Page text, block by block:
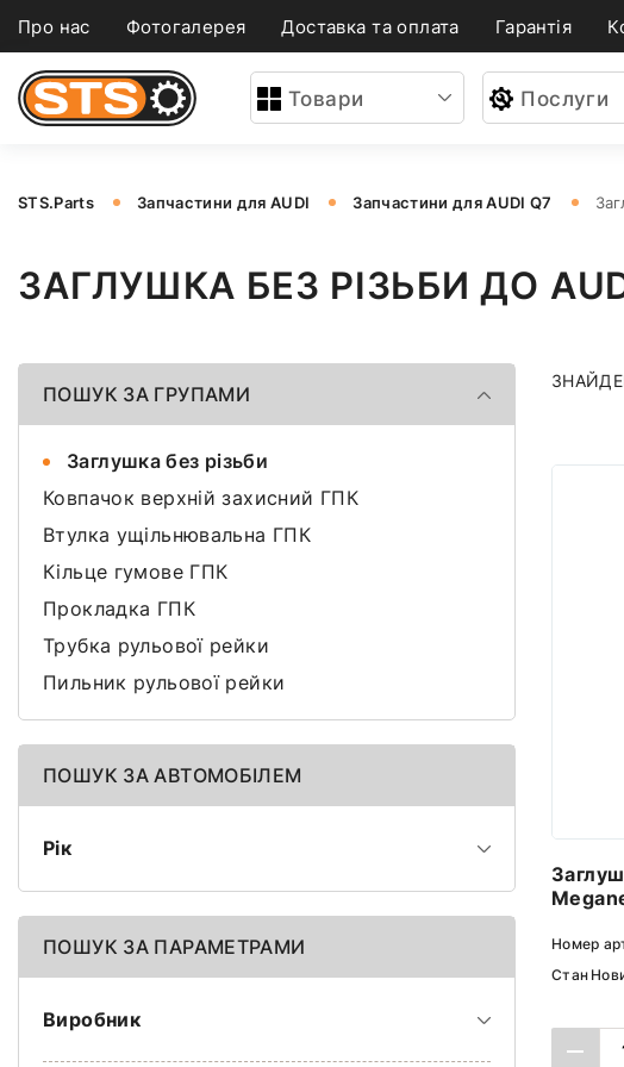
Про нас Фотогалерея Доставка та оплата Гарантія
Товари Послуги
STS.Parts Запчастини для AUDI Запчастини для AUDI Q7
ЗАГЛУШКА БЕЗ РІЗЬБИ ДО
ПОШУК ЗА ГРУПАМИ
Ковпачок верхній захисний ГПК
Заглушка без різьби
Втулка ущільнювальна ГПК
Кільце гумове ГПК
Прокладка ГПК
Трубка рульової рейки
Пильник рульової рейки
ПОШУК ЗА АВТОМОБІЛЕМ
Рік
ПОШУК ЗА ПАРАМЕТРАМИ
Виробник
Номер
Стан